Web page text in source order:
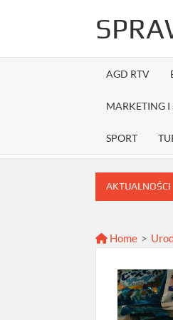
AGD RTV
MARKETING I
SPORT
AKTUALNOŚCI
najlepszą ofertę?
Home >